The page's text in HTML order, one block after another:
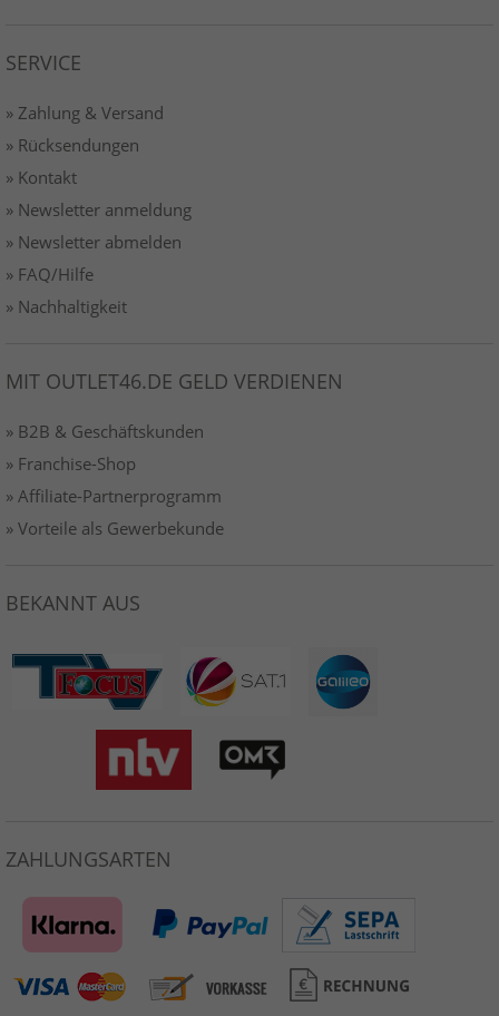
SERVICE
» Zahlung & Versand
» Rücksendungen
» Kontakt
» Newsletter anmeldung
» Newsletter abmelden
» FAQ/Hilfe
» Nachhaltigkeit
MIT OUTLET46.DE GELD VERDIENEN
» B2B & Geschäftskunden
» Franchise-Shop
» Affiliate-Partnerprogramm
» Vorteile als Gewerbekunde
BEKANNT AUS
ZAHLUNGSARTEN